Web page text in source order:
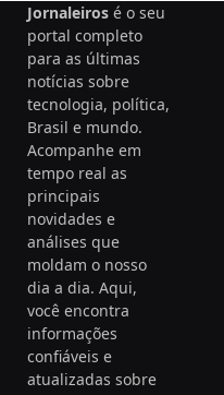
Jornaleiros é o seu
portal completo
para as últimas
notícias sobre
tecnologia, política,
Brasil e mundo.
Acompanhe em
tempo real as
principais
novidades e
análises que
moldam o nosso
dia a dia. Aqui,
você encontra
informações
confiáveis e
atualizadas sobre